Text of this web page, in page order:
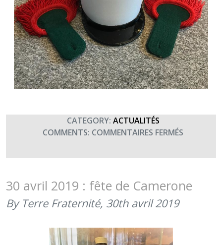
CATEGORY: ACTUALITÉS
COMMENTS: COMMENTAIRES FERMÉS
ANTOINE,
30 avril 2019 : fête de Camerone
By Terre Fraternité, 30th avril 2019